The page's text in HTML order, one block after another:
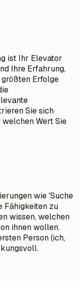
ist Ihr Elevator
Ihre Erfahrung,
Erfolge
Sie sich
Wert Sie
wie 'Suche
Fähigkeiten zu
wissen, welchen
ihnen wollen.
Person (ich,